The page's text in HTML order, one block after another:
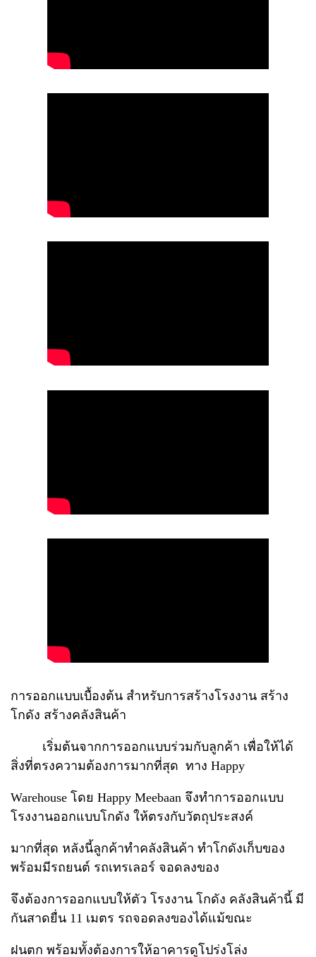
การออกแบบเบื้องต้น สำหรับการสร้างโรงงาน สร้าง
โกดัง สร้างคลังสินค้า
เริ่มต้นจากการออกแบบร่วมกับลูกค้า เพื่อให้ได้
สิ่งที่ตรงความต้องการมากที่สุด ทาง Happy
Warehouse โดย Happy Meebaan จึงทำการออกแบบ
โรงงานออกแบบโกดัง ให้ตรงกับวัตถุประสงค์
มากที่สุด หลังนี้ลูกค้าทำคลังสินค้า ทำโกดังเก็บของ
พร้อมมีรถยนต์ รถเทรเลอร์ จอดลงของ
จึงต้องการออกแบบให้ตัว โรงงาน โกดัง คลังสินค้านี้ มี
กันสาดยื่น 11 เมตร รถจอดลงของได้แม้ขณะ
ฝนตก พร้อมทั้งต้องการให้อาคารดูโปร่งโล่ง